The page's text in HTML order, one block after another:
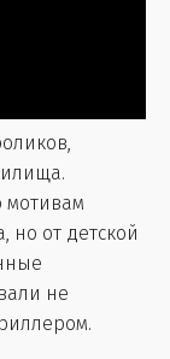
мотивам
от детской
не